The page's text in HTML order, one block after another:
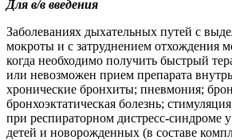
Для в/в введения
Заболеваниях дыхательных путей с
мокроты и с затруднением отхождения
когда необходимо получить быстрый
или невозможен прием препарата
хронические бронхиты; пневмония;
бронхоэктатическая болезнь;
при респираторном дистресс-синдроме
детей и новорожденных (в составе